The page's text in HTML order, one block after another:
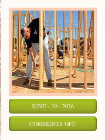
JUNE - 30 - 2026
COMMENTS OFFON